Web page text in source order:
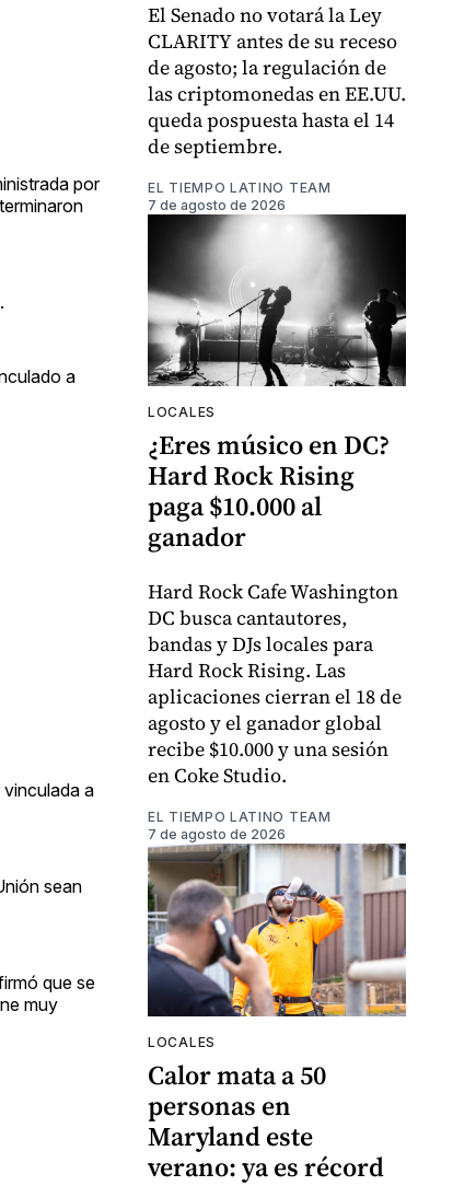
por
a
vinculada a
sean
que se
muy
El Senado no votará la Ley
CLARITY antes de su receso
de agosto; la regulación de
las criptomonedas en EE.UU.
queda pospuesta hasta el 14
de septiembre.
EL TIEMPO LATINO TEAM
7 de agosto de 2026
LOCALES
¿Eres músico en DC?
Hard Rock Rising
paga $10.000 al
ganador
Hard Rock Cafe Washington
DC busca cantautores,
bandas y DJs locales para
Hard Rock Rising. Las
aplicaciones cierran el 18 de
agosto y el ganador global
recibe $10.000 y una sesión
en Coke Studio.
EL TIEMPO LATINO TEAM
7 de agosto de 2026
LOCALES
Calor mata a 50
personas en
Maryland este
verano: ya es récord